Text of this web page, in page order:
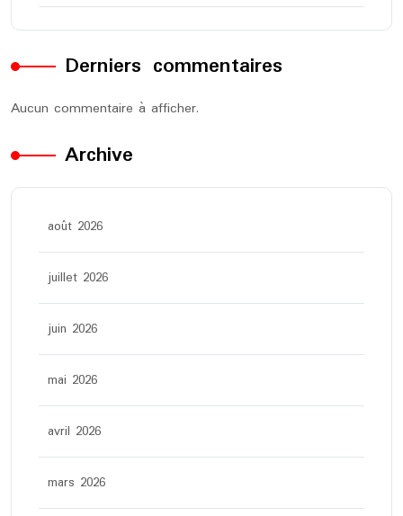
Derniers commentaires
Aucun commentaire à afficher.
Archive
août 2026
juillet 2026
juin 2026
mai 2026
avril 2026
mars 2026